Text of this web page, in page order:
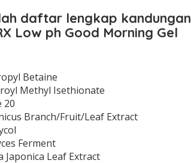
daftar lengkap kandungan
Low ph Good Morning Gel
Betaine
Methyl Isethionate
20
Branch/Fruit/Leaf Extract
Ferment
Japonica Leaf Extract